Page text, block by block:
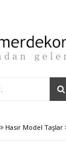
Hasır Model Taşlar